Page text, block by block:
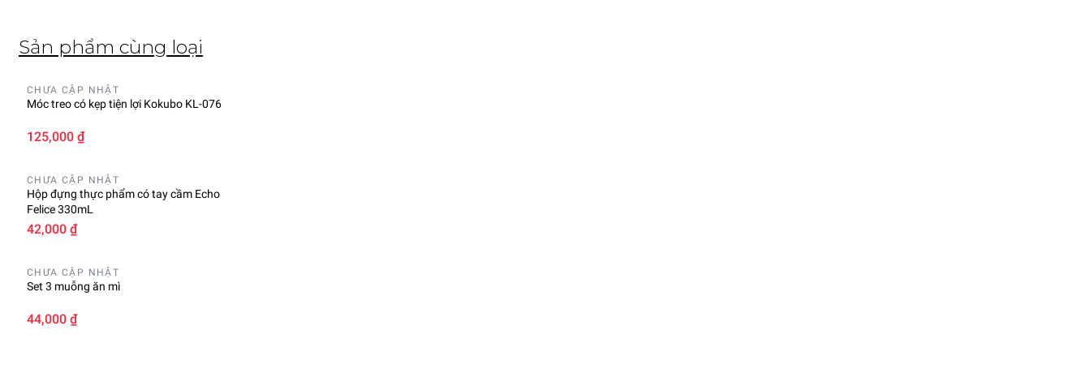
Sản phẩm cùng loại
CHƯA CẬP NHẬT
Móc treo có kẹp tiện lợi Kokubo KL-076
125,000 ₫
CHƯA CẬP NHẬT
Hộp đựng thực phẩm có tay cầm Echo
Felice 330mL
42,000 ₫
CHƯA CẬP NHẬT
Set 3 muỗng ăn mì
44,000 ₫